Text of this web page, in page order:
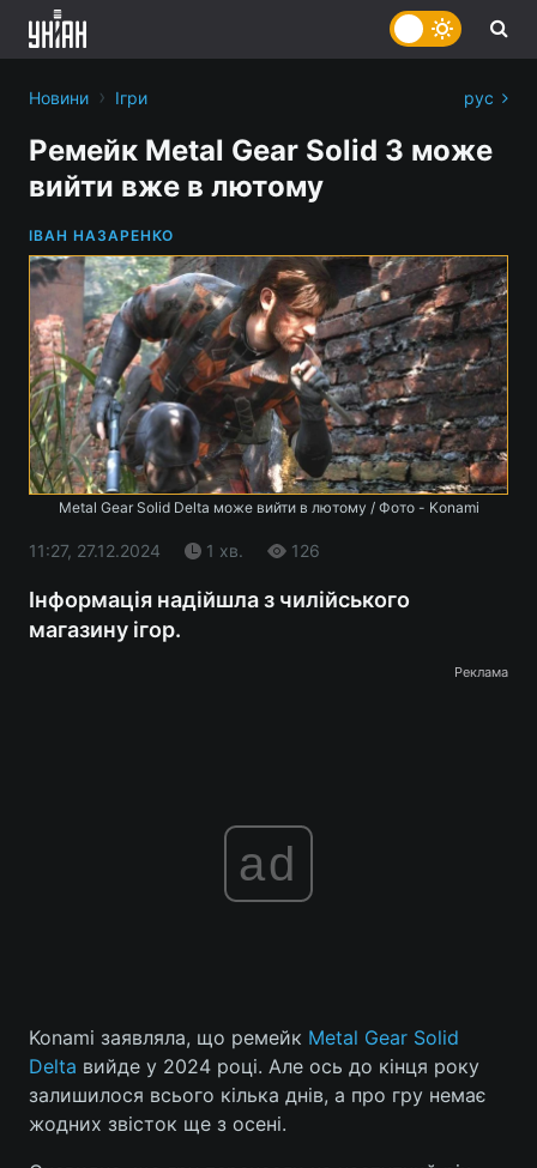
Новини › Ігри рус
Ремейк Metal Gear Solid 3 може
вийти вже в лютому
ІВАН НАЗАРЕНКО
Metal Gear Solid Delta може вийти в лютому / Фото - Konami
11:27, 27.12.2024 1 хв. 126
Інформація надійшла з чилійського
магазину ігор.
Реклама
ad
Konami заявляла, що ремейк Metal Gear Solid
Delta вийде у 2024 році. Але ось до кінця року
залишилося всього кілька днів, а про гру немає
жодних звісток ще з осені.